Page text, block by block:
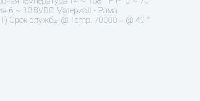
6 ~ 13.8VDC Материал - Рама
Срок службы @ Temp. 70000 ч @ 40 °